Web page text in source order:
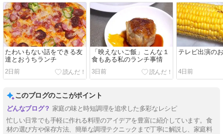
たわいもない話をできる友
達とおうちランチ
2日前
「映えないご飯」こんな１
食もある私のランチ事情
3日前
テレビ出演の
4日前
このブログのここがポイント
家庭の味と時短調理を追求した多彩なレシピ
忙しい日常でも手軽に作れる料理のアイデアを豊富に紹介しています。食
材の選び方や保存方法、簡単な調理テクニックまで丁寧に解説し、家庭料